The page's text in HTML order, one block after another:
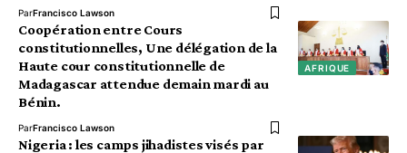
ParFrancisco Lawson
AFRIQUE
Coopération entre Cours
constitutionnelles, Une délégation de la
Haute cour constitutionnelle de
Madagascar attendue demain mardi au
Bénin.
ParFrancisco Lawson
Nigeria : les camps jihadistes visés par